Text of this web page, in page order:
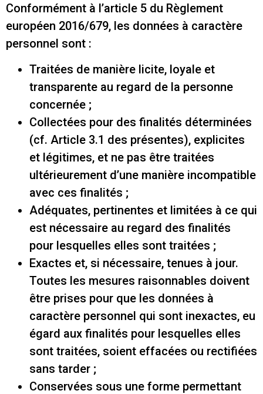
Conformément à l’article 5 du Règlement
européen 2016/679, les données à caractère
personnel sont :
Traitées de manière licite, loyale et
transparente au regard de la personne
concernée ;
Collectées pour des finalités déterminées
(cf. Article 3.1 des présentes), explicites
et légitimes, et ne pas être traitées
ultérieurement d’une manière incompatible
avec ces finalités ;
Adéquates, pertinentes et limitées à ce qui
est nécessaire au regard des finalités
pour lesquelles elles sont traitées ;
Exactes et, si nécessaire, tenues à jour.
Toutes les mesures raisonnables doivent
être prises pour que les données à
caractère personnel qui sont inexactes, eu
égard aux finalités pour lesquelles elles
sont traitées, soient effacées ou rectifiées
sans tarder ;
Conservées sous une forme permettant